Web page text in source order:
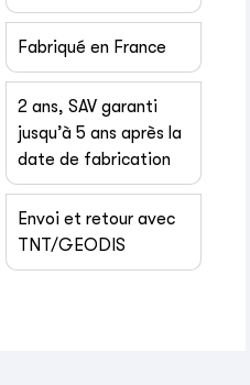
Fabriqué en France
2 ans, SAV garanti
jusqu’à 5 ans après la
date de fabrication
Envoi et retour avec
TNT/GEODIS